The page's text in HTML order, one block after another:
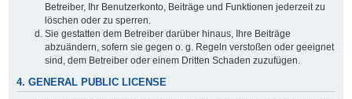
Betreiber, Ihr Benutzerkonto, Beiträge und Funktionen jederzeit zu
löschen oder zu sperren.
Sie gestatten dem Betreiber darüber hinaus, Ihre Beiträge
abzuändern, sofern sie gegen o. g. Regeln verstoßen oder geeignet
sind, dem Betreiber oder einem Dritten Schaden zuzufügen.
4. GENERAL PUBLIC LICENSE